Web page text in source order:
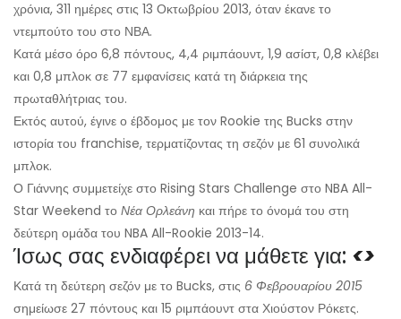
χρόνια, 311 ημέρες στις 13 Οκτωβρίου 2013, όταν έκανε το
ντεμπούτο του στο ΝΒΑ.
Κατά μέσο όρο 6,8 πόντους, 4,4 ριμπάουντ, 1,9 ασίστ, 0,8 κλέβει
και 0,8 μπλοκ σε 77 εμφανίσεις κατά τη διάρκεια της
πρωταθλήτριας του.
Εκτός αυτού, έγινε ο έβδομος με τον Rookie της Bucks στην
ιστορία του franchise, τερματίζοντας τη σεζόν με 61 συνολικά
μπλοκ.
Ο Γιάννης συμμετείχε στο Rising Stars Challenge στο NBA All-
Star Weekend το Νέα Ορλεάνη και πήρε το όνομά του στη
δεύτερη ομάδα του NBA All-Rookie 2013-14.
Ίσως σας ενδιαφέρει να μάθετε για: <>
Κατά τη δεύτερη σεζόν με το Bucks, στις 6 Φεβρουαρίου 2015
σημείωσε 27 πόντους και 15 ριμπάουντ στα Χιούστον Ρόκετς.